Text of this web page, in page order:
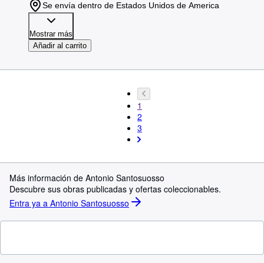
Se envía dentro de Estados Unidos de America
Mostrar más
Añadir al carrito
1
2
3
Más información de Antonio Santosuosso
Descubre sus obras publicadas y ofertas coleccionables.
Entra ya a Antonio Santosuosso